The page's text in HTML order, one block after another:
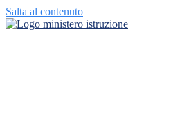
Salta al contenuto